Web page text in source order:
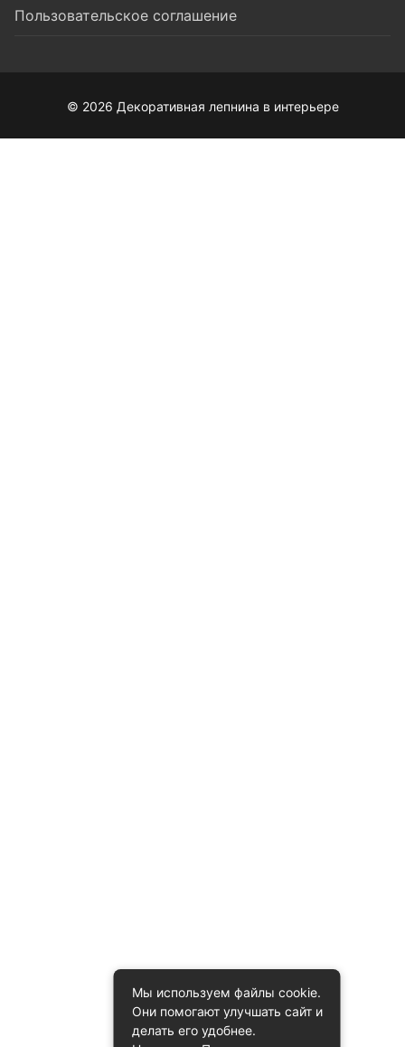
Пользовательское соглашение
© 2026 Декоративная лепнина в интерьере
Мы используем файлы cookie.
Они помогают улучшать сайт и
делать его удобнее.